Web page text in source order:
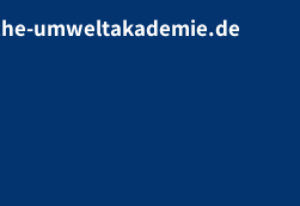
umweltakademie.de